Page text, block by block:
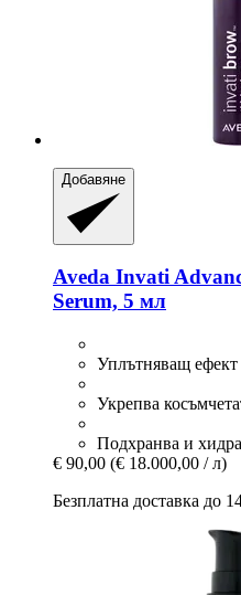
Добавяне
Aveda Invati
Serum, 5 мл
Уплътняващ ефект
Укрепва
Подхранва и
€ 90,00 (€ 18.000,00 / л)
Безплатна доставка до